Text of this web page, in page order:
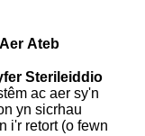
Aer Ateb
Sterileiddio
ac aer sy'n
yn sicrhau
i'r retort (o fewn